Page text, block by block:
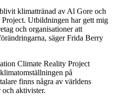
klimattränad av Al Gore och
Utbildningen har gett mig
och organisationer att
säger Frida Berry
Climate Reality Project
på
finns några av världens
aktivister.